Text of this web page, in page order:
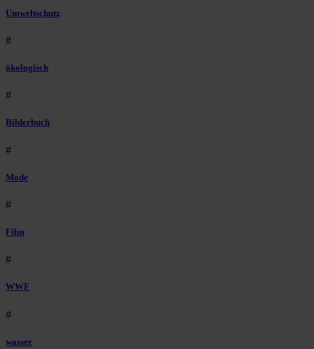
Umweltschutz
#
ökologisch
#
Bilderbuch
#
Mode
#
Film
#
WWF
#
wasser